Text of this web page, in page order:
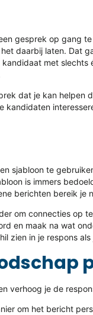
gesprek op gang
daarbij laten. Dat
met slechts
dat je kan helpen
kandidaten
sjabloon te
is immers
berichten bereik je
om connecties op
en maak na wat
zien in je respons
verhoog je de
om het bericht